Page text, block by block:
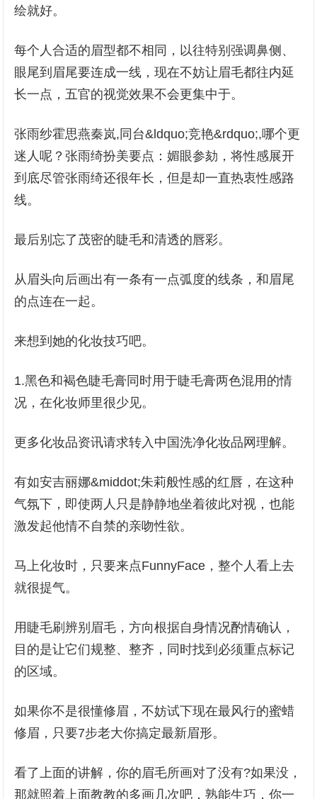
绘就好。
每个人合适的眉型都不相同，以往特别强调鼻侧、
眼尾到眉尾要连成一线，现在不妨让眉毛都往内延
长一点，五官的视觉效果不会更集中于。
张雨纱霍思燕秦岚,同台&ldquo;竞艳&rdquo;,哪个更
迷人呢？张雨绮扮美要点：媚眼参劾，将性感展开
到底尽管张雨绮还很年长，但是却一直热衷性感路
线。
最后别忘了茂密的睫毛和清透的唇彩。
从眉头向后画出有一条有一点弧度的线条，和眉尾
的点连在一起。
来想到她的化妆技巧吧。
1.黑色和褐色睫毛膏同时用于睫毛膏两色混用的情
况，在化妆师里很少见。
更多化妆品资讯请求转入中国洗净化妆品网理解。
有如安吉丽娜&middot;朱莉般性感的红唇，在这种
气氛下，即使两人只是静静地坐着彼此对视，也能
激发起他情不自禁的亲吻性欲。
马上化妆时，只要来点FunnyFace，整个人看上去
就很提气。
用睫毛刷辨别眉毛，方向根据自身情况酌情确认，
目的是让它们规整、整齐，同时找到必须重点标记
的区域。
如果你不是很懂修眉，不妨试下现在最风行的蜜蜡
修眉，只要7步老大你搞定最新眉形。
看了上面的讲解，你的眉毛所画对了没有?如果没，
那就照着上面教教的多画几次吧，熟能生巧，你一